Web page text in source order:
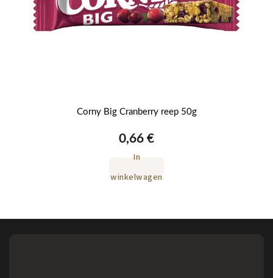
Corny Big Cranberry reep 50g
0,66 €
In
winkelwagen